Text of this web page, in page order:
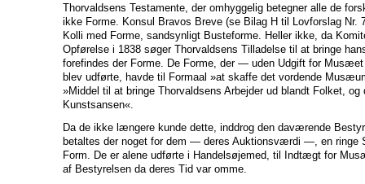
Thorvaldsens Testamente, der omhyggelig betegner alle de
ikke Forme. Konsul Bravos Breve (se Bilag H til Lovforslag Nr.
Kolli med Forme, sandsynligt Busteforme. Heller ikke, da
Opførelse i 1838 søger Thorvaldsens Tilladelse til at bringe
forefindes der Forme. De Forme, der — uden Udgift for
blev udførte, havde til Formaal »at skaffe det vordende
»Middel til at bringe Thorvaldsens Arbejder ud blandt Folket, og
Kunstsansen«.
Da de ikke længere kunde dette, inddrog den daværende
betaltes der noget for dem — deres Auktionsværdi —, en ringe
Form. De er alene udførte i Handelsøjemed, til Indtægt for
af Bestyrelsen da deres Tid var omme.